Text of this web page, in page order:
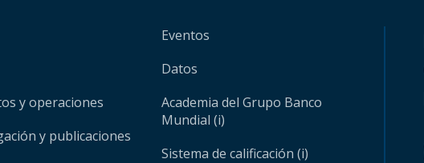
y operaciones
y publicaciones
Eventos
Datos
Academia del Grupo Banco
Mundial (i)
Sistema de calificación (i)